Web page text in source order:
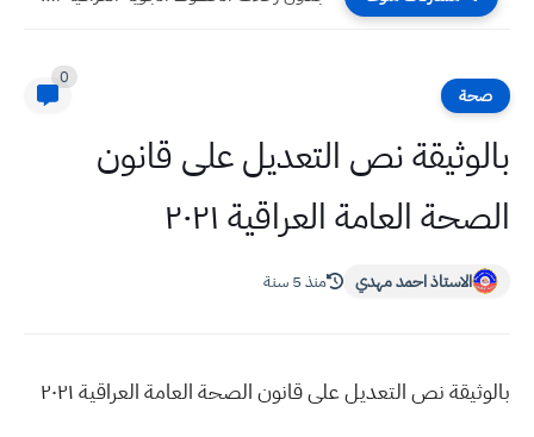
صحة
0
بالوثيقة نص التعديل على قانون
الصحة العامة العراقية ٢٠٢١
الاستاذ احمد مهدي منذ 5 سنة
بالوثيقة نص التعديل على قانون الصحة العامة العراقية ٢٠٢١